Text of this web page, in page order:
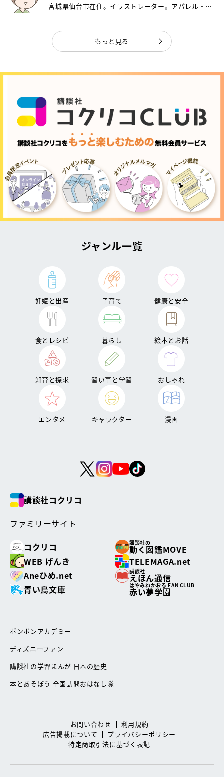
宮城県仙台市在住。イラストレーター。アパレル・キ
もっと見る
ジャンル一覧
妊娠と出産 子育て 健康と安全
食とレシピ 暮らし 絵本とお話
知育と探求 習い事と学習 おしゃれ
エンタメ キャラクター 漫画
講談社コクリコ
ファミリーサイト
コクリコ
講談社の
動く図鑑MOVE
WEB げんき
TELEMAGA.net
Aneひめ.net
講談社
えほん通信
青い鳥文庫
はやみねかおる FAN CLUB
赤い夢学園
ボンボンアカデミー
ディズニーファン
講談社の学習まんが 日本の歴史
本とあそぼう 全国訪問おはなし隊
お問い合わせ
利用規約
広告掲載について
プライバシーポリシー
特定商取引法に基づく表記